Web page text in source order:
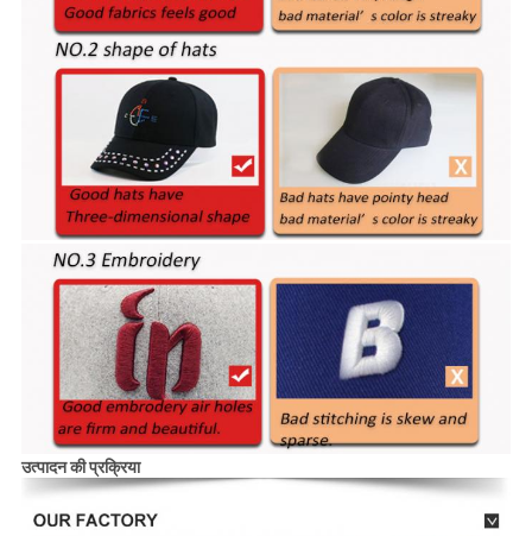
उत्पादन की प्रक्रिया